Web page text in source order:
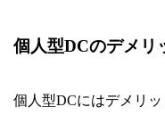
個人型DCのデメリ
個人型DCにはデメリ